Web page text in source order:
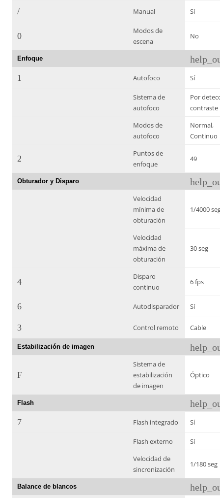
/ Manual Sí
0
Modos de
escena
No
Enfoque
1 Autofoco Sí
Sistema de
autofoco
Por
contraste
Modos de
autofoco
Normal,
Continuo
2
Puntos de
enfoque
49
Obturador y Disparo
Velocidad
mínima de
obturación
1/4000
Velocidad
máxima de
obturación
30 seg
4
Disparo
continuo
6 fps
6 Autodisparador Sí
3 Control remoto Cable
Estabilización de imagen
F
Sistema de
estabilización
de imagen
Óptico
Flash
7 Flash integrado Sí
Flash externo
Sí
Velocidad de
sincronización
1/180 seg
Balance de blancos